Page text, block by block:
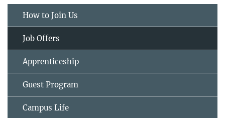
How to Join Us
Job Offers
Apprenticeship
Guest Program
Campus Life